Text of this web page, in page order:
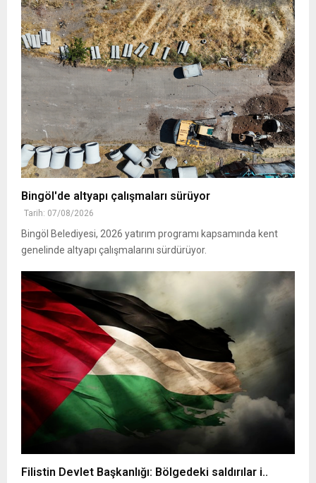
Bingöl'de altyapı çalışmaları sürüyor
Tarih: 07/08/2026
Bingöl Belediyesi, 2026 yatırım programı kapsamında kent
genelinde altyapı çalışmalarını sürdürüyor.
Filistin Devlet Başkanlığı: Bölgedeki saldırılar i..